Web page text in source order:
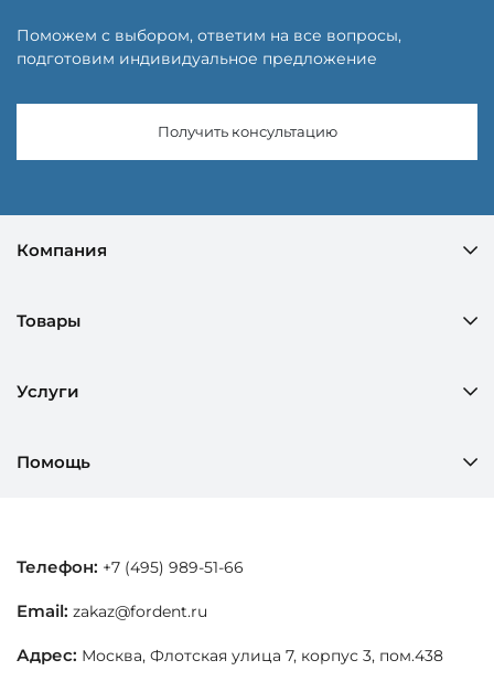
Поможем с выбором, ответим на все вопросы,
подготовим индивидуальное предложение
Получить консультацию
Компания
Товары
Услуги
Помощь
Телефон: +7 (495) 989-51-66
Email: zakaz@fordent.ru
Адрес: Москва, Флотская улица 7, корпус 3, пом.438